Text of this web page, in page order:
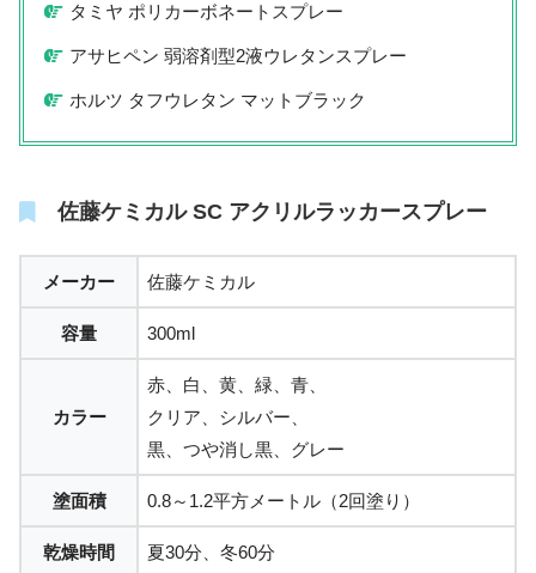
タミヤ ポリカーボネートスプレー
アサヒペン 弱溶剤型2液ウレタンスプレー
ホルツ タフウレタン マットブラック
佐藤ケミカル SC アクリルラッカースプレー
メーカー 佐藤ケミカル
容量 300ml
カラー
赤、白、黄、緑、青、
クリア、シルバー、
黒、つや消し黒、グレー
塗面積 0.8～1.2平方メートル（2回塗り）
乾燥時間 夏30分、冬60分